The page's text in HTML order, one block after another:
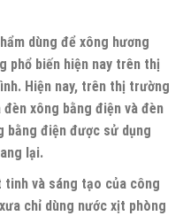
dùng để xông hương
phổ biến hiện nay trên thị
Hiện nay, trên thị trường
xông bằng điện và đèn
bằng điện được sử dụng
lại.
và sáng tạo của công
chỉ dùng nước xịt phòng